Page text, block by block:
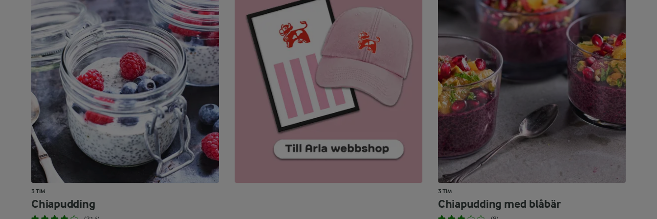
3 TIM
Chiapudding
3 TIM
Chiapudding med blåbär